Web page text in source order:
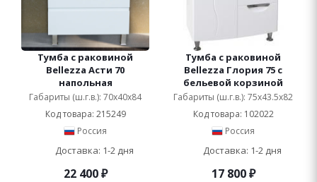
Тумба с раковиной
Bellezza Асти 70
напольная
Габариты (ш.г.в.): 70x40x84
Код товара: 215249
Россия
Доставка: 1-2 дня
22 400₽
Тумба с раковиной
Bellezza Глория 75 с
бельевой корзиной
Габариты (ш.г.в.): 75x43.5x82
Код товара: 102022
Россия
Доставка: 1-2 дня
17 800₽